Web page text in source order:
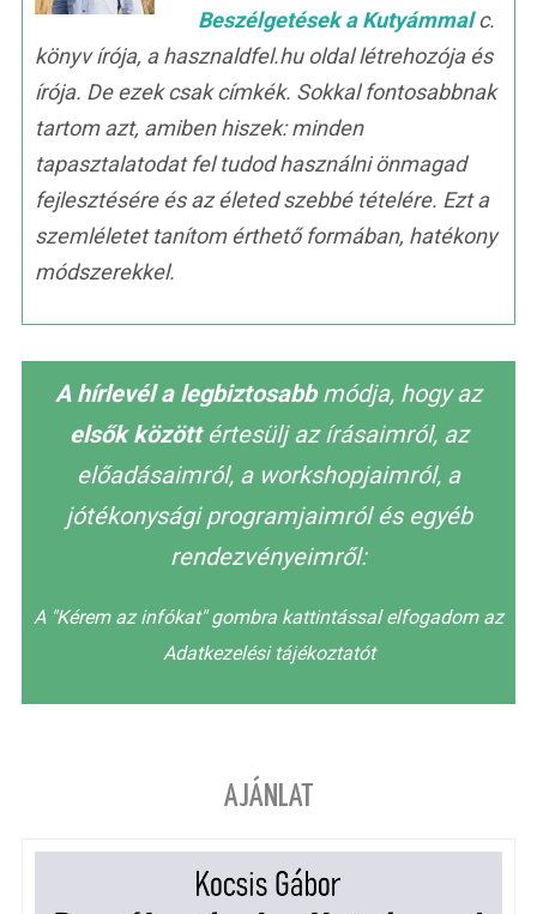
Beszélgetések a Kutyámmalc.
könyv írója, a hasznaldfel.hu oldal létrehozója és
írója. De ezek csak címkék. Sokkal fontosabbnak
tartom azt, amiben hiszek: minden
tapasztalatodat fel tudod használni önmagad
fejlesztésére és az életed szebbé tételére. Ezt a
szemléletet tanítom érthető formában, hatékony
módszerekkel.
A hírlevél a legbiztosabbmódja, hogy az
elsők közöttértesülj az írásaimról, az
előadásaimról, a workshopjaimról, a
jótékonysági programjaimról és egyéb
rendezvényeimről:
A "Kérem az infókat" gombra kattintással elfogadom az
Adatkezelési tájékoztatót
AJÁNLAT